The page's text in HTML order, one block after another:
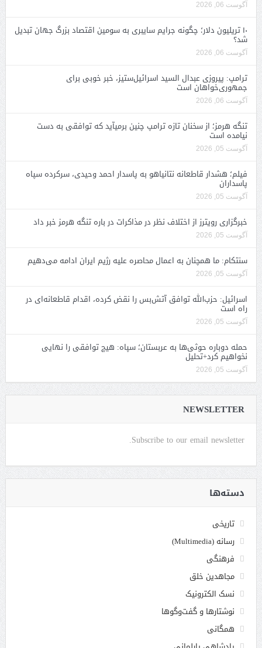
آگوست 06, 2026
۱۰ تریلیون دلار؛ چگونه جرایم سایبری به سومین اقتصاد بزرگ جهان تبدیل
شد؟
آگوست 06, 2026
ترامپ: پیروزی عبدال السید اسرائیل‌ستیز، خبر خوبی برای
جمهوری‌خواهان است
آگوست 06, 2026
تنگه هرمز؛ از سخنان تازه ترامپ چنین برمیآید که توافقی به دست
نیامده است
آگوست 05, 2026
فیلم؛ هشدار قاطعانه نتانیاهو به پاسدار احمد وحیدی، سرکرده سپاه
پاسداران
آگوست 05, 2026
خبرگزاری رویترز از اختلاف نظر در مذاکرات در باره تنگه هرمز خبر داد
آگوست 05, 2026
سنتکام: ما همچنان به اعمال محاصره علیه رژیم ایران ادامه می‌دهیم
آگوست 05, 2026
اسرائیل: حزب‌الله توافق آتش‌بس را نقض کرده، اقدام قاطعانه‌ای در
راه است
آگوست 05, 2026
حمله دوباره حوثی‌ها به عربستان؛ سپاه: هیچ توافقی را نهایی
نخواهیم کرد+تحلیل
آگوست 05, 2026
NEWSLETTER
Subscribe to our email newsletter.
دسته‌ها
تاریخی
رسانه (Multimedia)
فرهنگی
مجاهدین خلق
نسک الکترونیک
نوشتارها و گفت‌وگوها
همگانی